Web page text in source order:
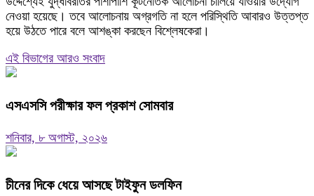
নেওয়া হয়েছে। তবে আলোচনায় অগ্রগতি না হলে পরিস্থিতি আবারও উত্তপ্ত
হয়ে উঠতে পারে বলে আশঙ্কা করছেন বিশ্লেষকেরা।
এই বিভাগের আরও সংবাদ
এসএসসি পরীক্ষার ফল প্রকাশ সোমবার
শনিবার, ৮ অগাস্ট, ২০২৬
চীনের দিকে ধেয়ে আসছে টাইফুন ডলফিন